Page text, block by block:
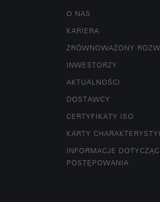
O NAS
KARIERA
ZRÓWNOWAŻONY
INWESTORZY
AKTUALNOŚCI
DOSTAWCY
CERTYFIKATY ISO
KARTY
INFORMACJE
POSTĘPOWANIA